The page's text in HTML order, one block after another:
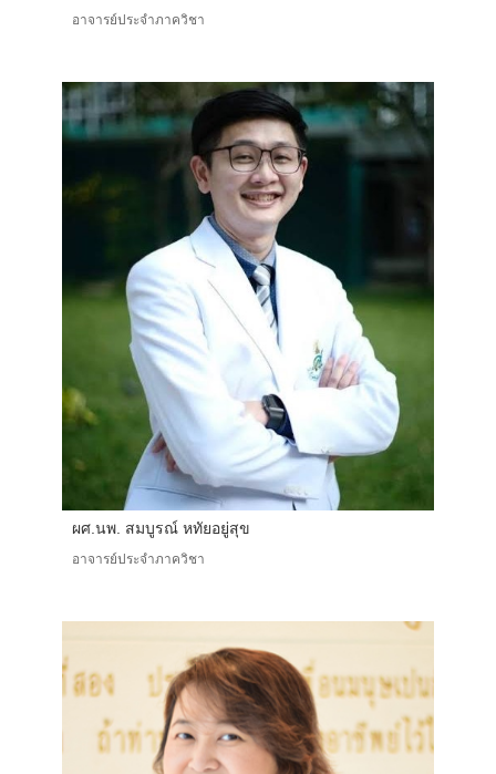
อาจารย์ประจำภาควิชา
ผศ.นพ. สมบูรณ์ หทัยอยู่สุข
อาจารย์ประจำภาควิชา